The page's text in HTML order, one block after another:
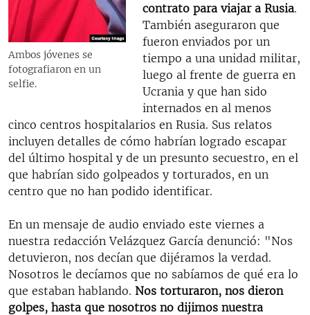
Ambos jóvenes se
fotografiaron en un
selfie.
contrato para viajar a Rusia.
También aseguraron que
fueron enviados por un
tiempo a una unidad militar,
luego al frente de guerra en
Ucrania y que han sido
internados en al menos
cinco centros hospitalarios en Rusia. Sus relatos
incluyen detalles de cómo habrían logrado escapar
del último hospital y de un presunto secuestro, en el
que habrían sido golpeados y torturados, en un
centro que no han podido identificar.
En un mensaje de audio enviado este viernes a
nuestra redacción Velázquez García denunció: "Nos
detuvieron, nos decían que dijéramos la verdad.
Nosotros le decíamos que no sabíamos de qué era lo
que estaban hablando. Nos torturaron, nos dieron
golpes, hasta que nosotros no dijimos nuestra